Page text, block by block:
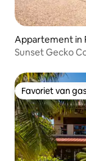
Appartement in
Sunset Gecko
Favoriet van
Favoriet van